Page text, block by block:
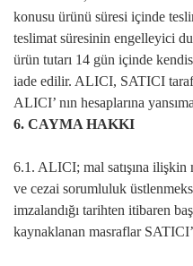
konusu ürünü süresi içinde
teslimat süresinin engelleyici
ürün tutarı 14 gün içinde
iade edilir. ALICI, SATICI
ALICI’ nın hesaplarına
6. CAYMA HAKKI
6.1. ALICI; mal satışına
ve cezai sorumluluk
imzalandığı tarihten itibaren
kaynaklanan masraflar